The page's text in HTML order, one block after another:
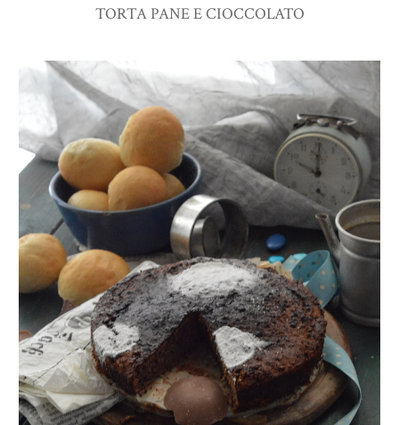
TORTA PANE E CIOCCOLATO